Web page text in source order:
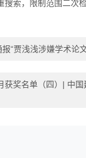
搜索，限制范围二次检
“贾浅浅涉嫌学术论
获奖名单（四）| 中